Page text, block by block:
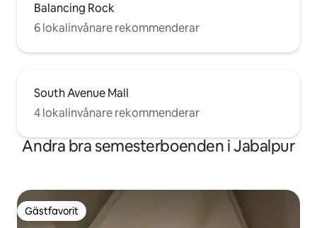
Balancing Rock
6 lokalinvånare rekommenderar
South Avenue Mall
4 lokalinvånare rekommenderar
Andra bra semesterboenden i Jabalpur
Gästfavorit
Gästfavorit